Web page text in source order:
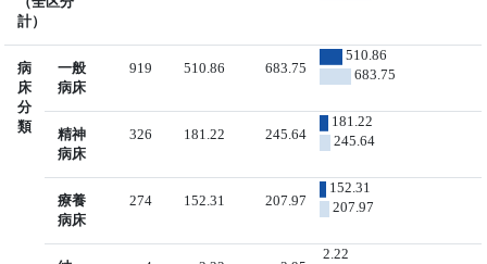
計）
病
床
分
類
一般
病床
919 510.86 683.75
510.86
683.75
精神
病床
326 181.22 245.64
181.22
245.64
療養
病床
274 152.31 207.97
152.31
207.97
2.22